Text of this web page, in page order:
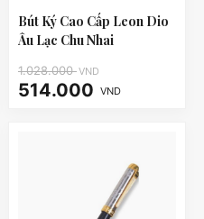
Bút Ký Cao Cấp Leon Dio
Âu Lạc Chu Nhai
1.028.000VND
514.000 VND